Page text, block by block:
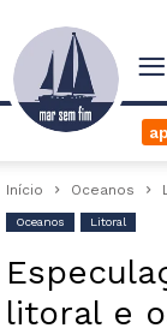
Início Oceanos
Oceanos Litoral
litoral e